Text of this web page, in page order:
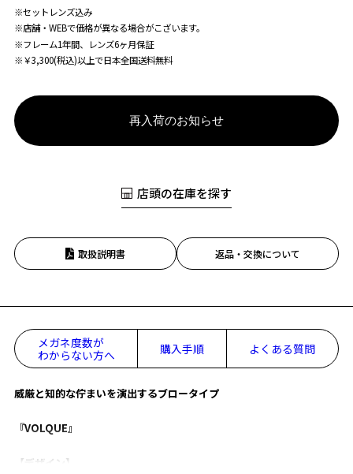
※セットレンズ込み
※店舗・WEBで価格が異なる場合がこざいます。
※フレーム1年間、レンズ6ヶ月保証
※￥3,300(税込)以上で日本全国送料無料
再入荷のお知らせ
店頭の在庫を探す
取扱説明書 返品・交換について
メガネ度数が
わからない方へ
購入手順 よくある質問
威厳と知的な佇まいを演出するブロータイプ
『VOLQUE』
【デザイン】